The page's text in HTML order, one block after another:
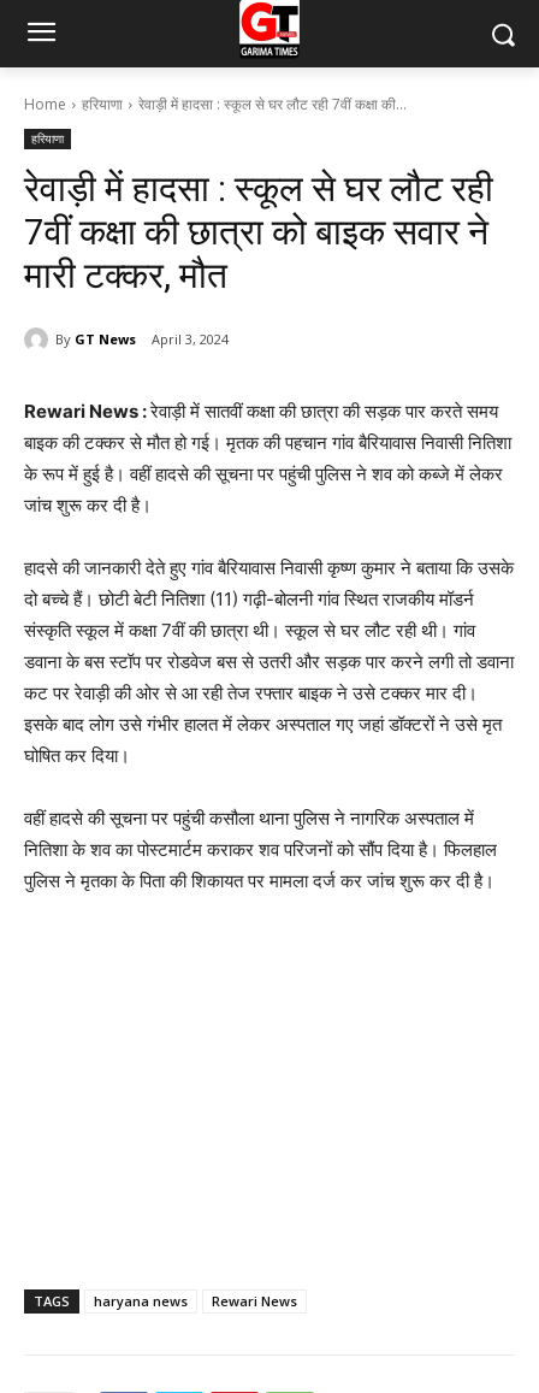
Home हरियाणा रेवाड़ी में हादसा : स्कूल से घर लौट रही 7वीं कक्षा की...
हरियाणा
रेवाड़ी में हादसा : स्कूल से घर लौट रही
7वीं कक्षा की छात्रा को बाइक सवार ने
मारी टक्कर, मौत
By GT News April 3, 2024
Rewari News :रेवाड़ी में सातवीं कक्षा की छात्रा की सड़क पार करते समय
बाइक की टक्कर से मौत हो गई। मृतक की पहचान गांव बैरियावास निवासी नितिशा
के रूप में हुई है। वहीं हादसे की सूचना पर पहुंची पुलिस ने शव को कब्जे में लेकर
जांच शुरू कर दी है।
हादसे की जानकारी देते हुए गांव बैरियावास निवासी कृष्ण कुमार ने बताया कि उसके
दो बच्चे हैं। छोटी बेटी नितिशा (11) गढ़ी-बोलनी गांव स्थित राजकीय मॉडर्न
संस्कृति स्कूल में कक्षा 7वीं की छात्रा थी। स्कूल से घर लौट रही थी। गांव
डवाना के बस स्टॉप पर रोडवेज बस से उतरी और सड़क पार करने लगी तो डवाना
कट पर रेवाड़ी की ओर से आ रही तेज रफ्तार बाइक ने उसे टक्कर मार दी।
इसके बाद लोग उसे गंभीर हालत में लेकर अस्पताल गए जहां डॉक्टरों ने उसे मृत
घोषित कर दिया।
वहीं हादसे की सूचना पर पहुंची कसौला थाना पुलिस ने नागरिक अस्पताल में
नितिशा के शव का पोस्टमार्टम कराकर शव परिजनों को सौंप दिया है। फिलहाल
पुलिस ने मृतका के पिता की शिकायत पर मामला दर्ज कर जांच शुरू कर दी है।
TAGS haryana news Rewari News